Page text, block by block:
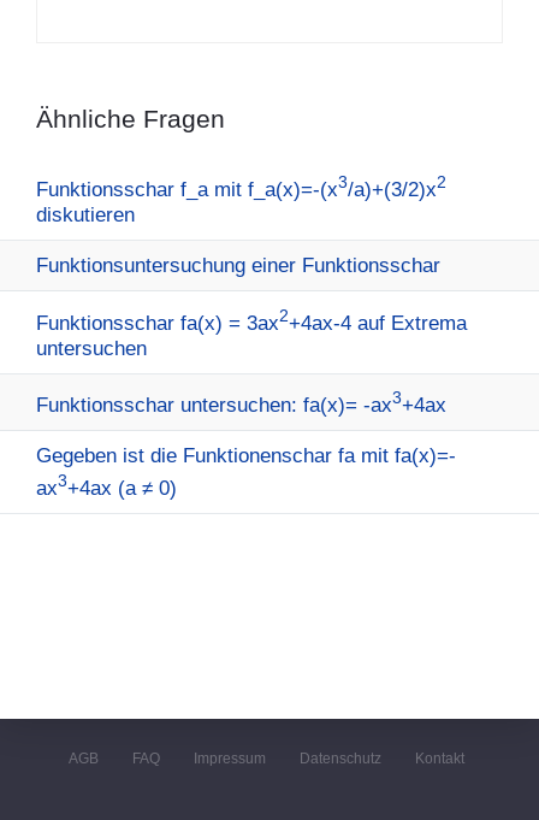
Ähnliche Fragen
Funktionsschar f_a mit f_a(x)=-(x3/a)+(3/2)x2
diskutieren
Funktionsuntersuchung einer Funktionsschar
Funktionsschar fa(x) = 3ax2+4ax-4 auf Extrema
untersuchen
Funktionsschar untersuchen: fa(x)= -ax3+4ax
Gegeben ist die Funktionenschar fa mit fa(x)=-
ax3+4ax (a ≠ 0)
AGB FAQ Impressum Datenschutz Kontakt